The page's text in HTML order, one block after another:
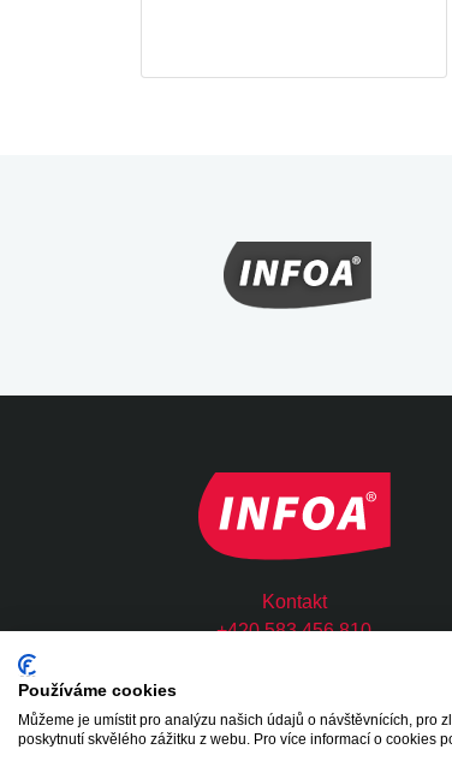
Kontakt
+420 583 456 810
Copyright © 2020 - 2026 INFOA
Používáme cookies
Můžeme je umístit pro analýzu našich údajů o návštěvnících,
poskytnutí skvělého zážitku z webu. Pro více informací o cookies